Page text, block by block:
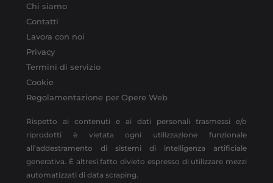
Chi siamo
Contatti
Lavora con noi
Privacy
Termini di servizio
Cookie
Regolamentazione per Opere Web
Rispetto ai contenuti e ai dati personali trasmessi e/o
riprodotti è vietata ogni utilizzazione funzionale
all’addestramento di sistemi di intelligenza artificiale
generativa. È altresì fatto divieto espresso di utilizzare mezzi
automatizzati di data scraping.